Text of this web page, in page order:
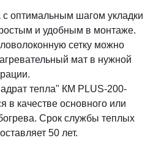
с оптимальным шагом укладки
и удобным в монтаже.
сетку можно
мат в нужной
тепла" КМ PLUS-200-
в качестве основного или
Срок службы теплых
50 лет.